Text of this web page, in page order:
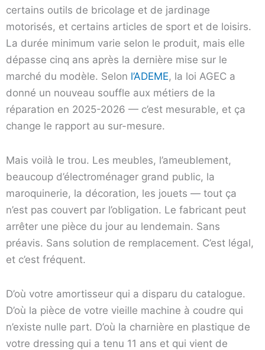
certains outils de bricolage et de jardinage
motorisés, et certains articles de sport et de loisirs.
La durée minimum varie selon le produit, mais elle
dépasse cinq ans après la dernière mise sur le
marché du modèle. Selon l’ADEME, la loi AGEC a
donné un nouveau souffle aux métiers de la
réparation en 2025-2026 — c’est mesurable, et ça
change le rapport au sur-mesure.
Mais voilà le trou. Les meubles, l’ameublement,
beaucoup d’électroménager grand public, la
maroquinerie, la décoration, les jouets — tout ça
n’est pas couvert par l’obligation. Le fabricant peut
arrêter une pièce du jour au lendemain. Sans
préavis. Sans solution de remplacement. C’est légal,
et c’est fréquent.
D’où votre amortisseur qui a disparu du catalogue.
D’où la pièce de votre vieille machine à coudre qui
n’existe nulle part. D’où la charnière en plastique de
votre dressing qui a tenu 11 ans et qui vient de